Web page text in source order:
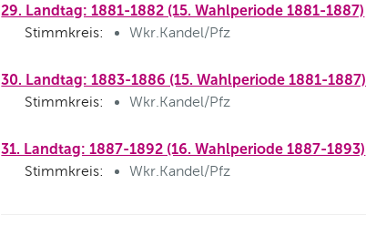
29. Landtag: 1881-1882 (15. Wahlperiode 1881-1887)
Stimmkreis: Wkr.Kandel/Pfz
30. Landtag: 1883-1886 (15. Wahlperiode 1881-1887)
Stimmkreis: Wkr.Kandel/Pfz
31. Landtag: 1887-1892 (16. Wahlperiode 1887-1893)
Stimmkreis: Wkr.Kandel/Pfz